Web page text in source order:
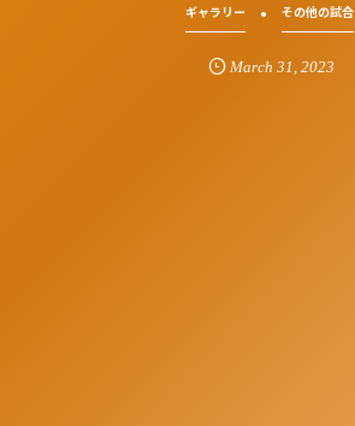
ギャラリー その他の試合
March 31 ,2023